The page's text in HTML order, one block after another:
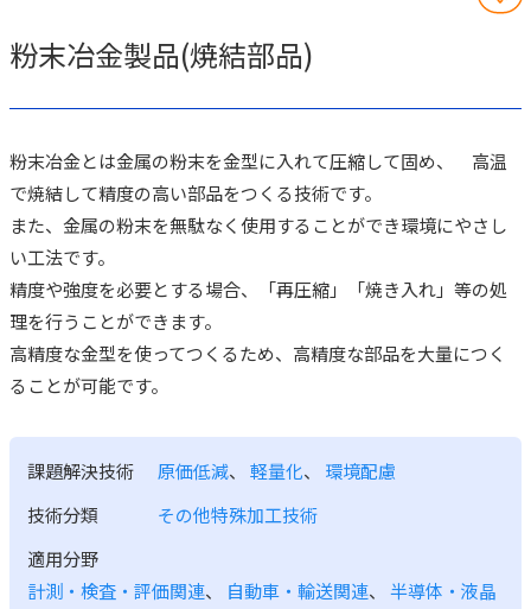
粉末冶金製品(焼結部品)
粉末冶金とは金属の粉末を金型に入れて圧縮して固め、 高温
で焼結して精度の高い部品をつくる技術です。
また、金属の粉末を無駄なく使用することができ環境にやさし
い工法です。
精度や強度を必要とする場合、「再圧縮」「焼き入れ」等の処
理を行うことができます。
高精度な金型を使ってつくるため、高精度な部品を大量につく
ることが可能です。
課題解決技術 原価低減、 軽量化、 環境配慮
技術分類
その他特殊加工技術
適用分野
計測・検査・評価関連、 自動車・輸送関連、 半導体・液晶